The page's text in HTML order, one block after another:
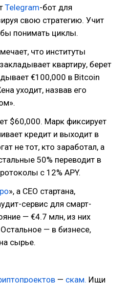
Telegram-бот для
свою стратегию. Учит
понимать циклы.
что институты
квартиру, берет
€100,000 в Bitcoin
уходит, назвав его
$60,000. Марк фиксирует
кредит и выходит в
не тот, кто заработал, а
50% переводит в
с 12% APY.
», а CEO стартана,
сервис для смарт-
— €4.7 млн, из них
— в бизнесе,
сырье.
— скам. Ищи